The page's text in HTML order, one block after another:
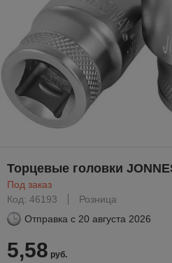
Торцевые головки
Под заказ
Код: 46193
Розница
Отправка с 20 августа 2026
5,58 руб.